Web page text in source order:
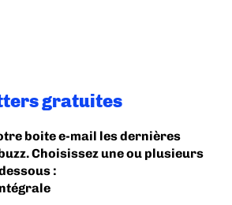
gratuites
boite e-mail les dernières
Choisissez une ou plusieurs
: